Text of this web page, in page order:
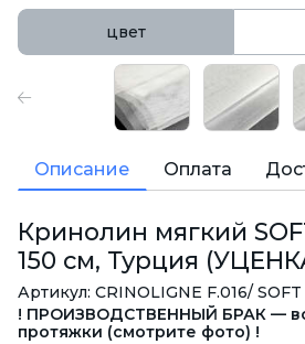
цвет
Описание Оплата
Кринолин мягкий
150 см, Турция
Артикул: CRINOLIGNE F.016/
! ПРОИЗВОДСТВЕННЫЙ БРАК —
протяжки (смотрите фото) !